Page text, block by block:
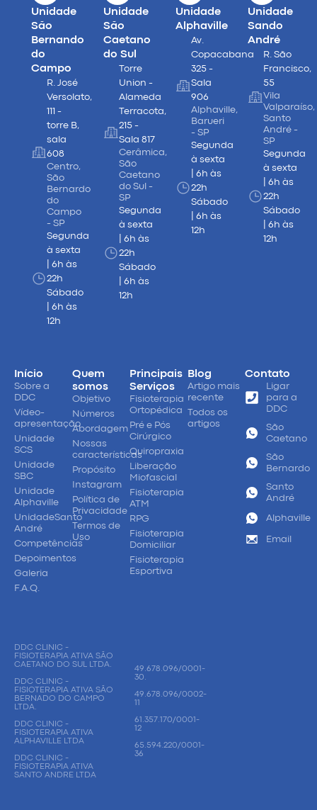
Unidade
São
Bernando
do
Campo
R. José
Versolato,
111 -
torre B,
sala
608
Centro,
São
Bernardo
do
Campo
- SP
Segunda
à sexta
| 6h às
22h
Sábado
| 6h às
12h
Unidade
São
Caetano
do Sul
Torre
Union -
Alameda
Terracota,
215 -
Sala 817
Cerâmica,
São
Caetano
do Sul -
SP
Segunda
à sexta
| 6h às
22h
Sábado
| 6h às
12h
Unidade
Alphaville
Av.
Copacabana
325 -
Sala
906
Alphaville,
Barueri
- SP
Segunda
à sexta
| 6h às
22h
Sábado
| 6h às
12h
Unidade
Sando
André
R. São
Francisco,
55
Vila
Valparaíso,
Santo
André -
SP
Segunda
à sexta
| 6h às
22h
Sábado
| 6h às
12h
Início
Sobre a
DDC
Vídeo-
apresentação
Unidade
SCS
Unidade
SBC
Unidade
Alphaville
UnidadeSanto
André
Competências
Depoimentos
Galeria
F.A.Q.
Quem
somos
Objetivo
Números
Abordagem
Nossas
características
Propósito
Instagram
Política de
Privacidade
Termos de
Uso
Principais
Serviços
Fisioterapia
Ortopédica
Pré e Pós
Cirúrgico
Quiropraxia
Liberação
Miofascial
Fisioterapia
ATM
RPG
Fisioterapia
Domiciliar
Fisioterapia
Esportiva
Blog
Artigo mais
recente
Todos os
artigos
Contato
Ligar
para a
DDC
São
Caetano
São
Bernardo
Santo
André
Alphaville
Email
DDC CLINIC -
FISIOTERAPIA ATIVA SÃO
CAETANO DO SUL LTDA.
DDC CLINIC -
FISIOTERAPIA ATIVA SÃO
BERNADO DO CAMPO
LTDA.
DDC CLINIC -
FISIOTERAPIA ATIVA
ALPHAVILLE LTDA
DDC CLINIC -
FISIOTERAPIA ATIVA
SANTO ANDRE LTDA
49.678.096/0001-
30.
49.678.096/0002-
11
61.357.170/0001-
12
65.594.220/0001-
36